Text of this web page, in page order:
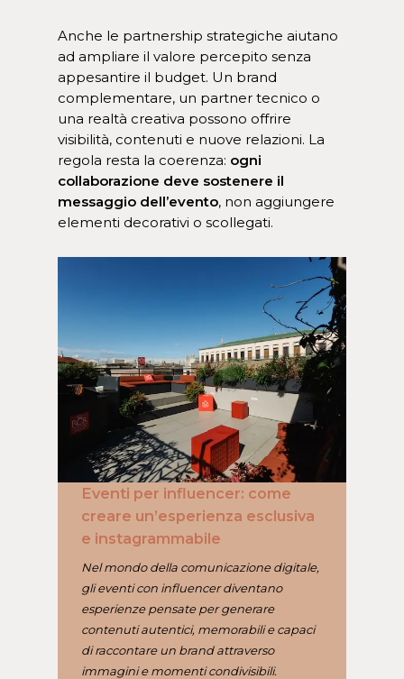
Anche le partnership strategiche aiutano
ad ampliare il valore percepito senza
appesantire il budget. Un brand
complementare, un partner tecnico o
una realtà creativa possono offrire
visibilità, contenuti e nuove relazioni. La
regola resta la coerenza: ogni
collaborazione deve sostenere il
messaggio dell’evento, non aggiungere
elementi decorativi o scollegati.
Eventi per influencer: come
creare un’esperienza esclusiva
e instagrammabile
Nel mondo della comunicazione digitale,
gli eventi con influencer diventano
esperienze pensate per generare
contenuti autentici, memorabili e capaci
di raccontare un brand attraverso
immagini e momenti condivisibili.